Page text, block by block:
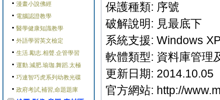
漫畫小說佛經
電腦認證教學
醫學健康知識教學
外語學習英文檢定
生活.勵志.相聲.企管學習
運動.減肥.瑜珈.舞蹈.太極
巧連智巧虎系列幼教光碟
政府考試,補習,命題題庫
保護種類: 序號
破解說明: 見最底下
系統支援: Windows
軟體類型: 資料庫管理
更新日期: 2014.10.05
官方網站: http://